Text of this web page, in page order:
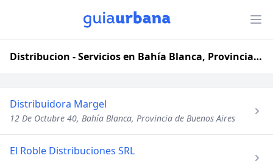
Distribucion - Servicios en Bahía Blanca, Provincia de Buenos Aires
Distribuidora Margel
12 De Octubre 40, Bahía Blanca, Provincia de Buenos Aires
El Roble Distribuciones SRL